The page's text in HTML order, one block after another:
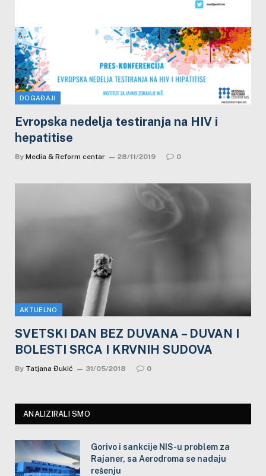
DOGAĐAJI
Evropska nedelja testiranja na HIV i
hepatitise
By Media & Reform centar 28/11/2019 0
AKTUELNO
SVETSKI DAN BEZ DUVANA – DUVAN I
BOLESTI SRCA I KRVNIH SUDOVA
By Tatjana Đukić 31/05/2018 0
ANALIZIRALI SMO
Gorivo i sankcije NIS-u problem za
Rajaner, sa Aerodroma se nadaju
rešenju